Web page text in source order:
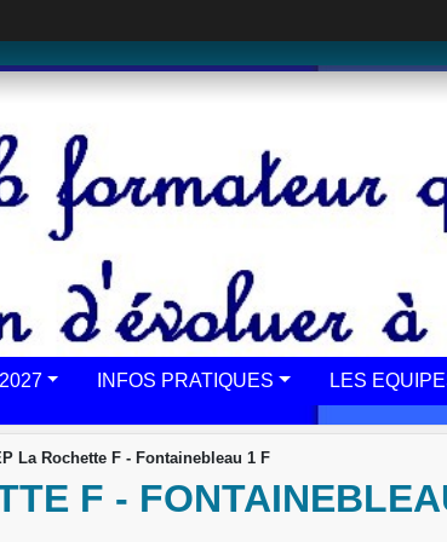
INFOS PRATIQUES LES
La Rochette F - Fontainebleau 1 F
F -